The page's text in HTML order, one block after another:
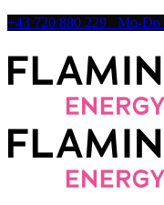
+43 720 880 229 Mo-Do